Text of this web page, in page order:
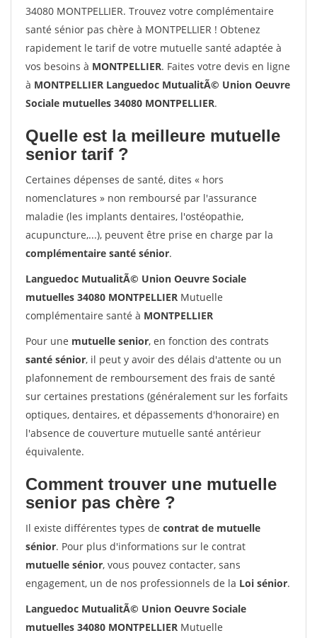
34080 MONTPELLIER. Trouvez votre complémentaire
santé sénior pas chère à MONTPELLIER ! Obtenez
rapidement le tarif de votre mutuelle santé adaptée à
vos besoins à MONTPELLIER. Faites votre devis en ligne
à MONTPELLIER Languedoc MutualitÃ© Union Oeuvre
Sociale mutuelles 34080 MONTPELLIER.
Quelle est la meilleure mutuelle
senior tarif ?
Certaines dépenses de santé, dites « hors
nomenclatures » non remboursé par l'assurance
maladie (les implants dentaires, l'ostéopathie,
acupuncture,...), peuvent être prise en charge par la
complémentaire santé sénior.
Languedoc MutualitÃ© Union Oeuvre Sociale
mutuelles 34080 MONTPELLIER Mutuelle
complémentaire santé à MONTPELLIER
Pour une mutuelle senior, en fonction des contrats
santé sénior, il peut y avoir des délais d'attente ou un
plafonnement de remboursement des frais de santé
sur certaines prestations (généralement sur les forfaits
optiques, dentaires, et dépassements d'honoraire) en
l'absence de couverture mutuelle santé antérieur
équivalente.
Comment trouver une mutuelle
senior pas chère ?
Il existe différentes types de contrat de mutuelle
sénior. Pour plus d'informations sur le contrat
mutuelle sénior, vous pouvez contacter, sans
engagement, un de nos professionnels de la Loi sénior.
Languedoc MutualitÃ© Union Oeuvre Sociale
mutuelles 34080 MONTPELLIER Mutuelle